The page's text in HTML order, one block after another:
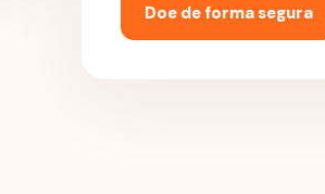
Doe de forma segura